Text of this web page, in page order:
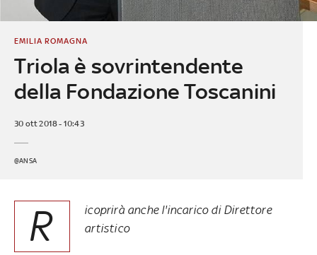
Triola è sovrintendente
della Fondazione Toscanini
EMILIA ROMAGNA
30 ott 2018 - 10:43
@ANSA
R
icoprirà anche l'incarico di Direttore
artistico